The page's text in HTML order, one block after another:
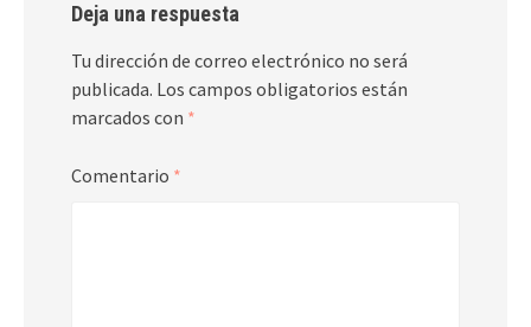
Deja una respuesta
Tu dirección de correo electrónico no será
publicada. Los campos obligatorios están
marcados con *
Comentario *